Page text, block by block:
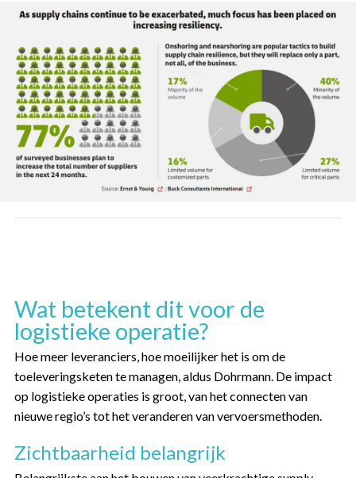
Wat betekent dit voor de
logistieke operatie?
Hoe meer leveranciers, hoe moeilijker het is om de
toeleveringsketen te managen, aldus Dohrmann. De impact
op logistieke operaties is groot, van het connecten van
nieuwe regio’s tot het veranderen van vervoersmethoden.
Zichtbaarheid belangrijk